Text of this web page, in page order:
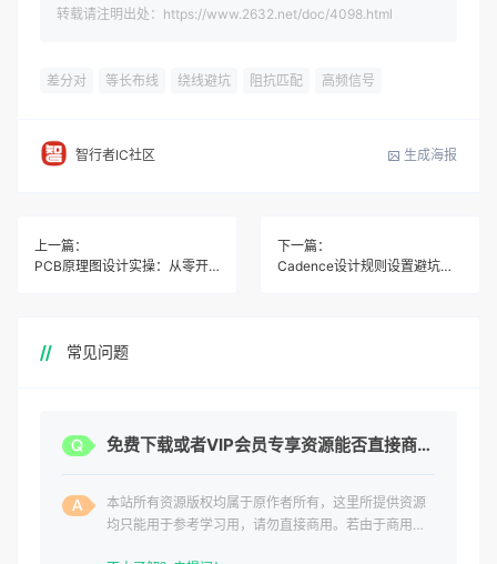
转载请注明出处：https://www.2632.net/doc/4098.html
差分对 等长布线 绕线避坑 阻抗匹配 高频信号
智行者IC社区 生成海报
上一篇：
PCB原理图设计实操：从零开始画板避坑指南
下一篇：
Cadence设计规则设置避坑指南 实测DRC设置错误全解决
常见问题
免费下载或者VIP会员专享资源能否直接商用？
本站所有资源版权均属于原作者所有，这里所提供资源
均只能用于参考学习用，请勿直接商用。若由于商用引